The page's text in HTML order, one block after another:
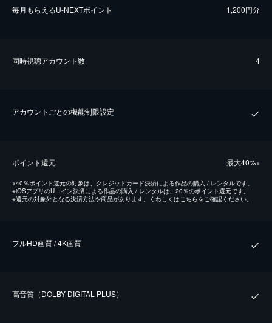
毎⽉もらえるU-NEXTポイント 1,200円分
同時視聴アカウント数 4
アカウントごとの機能制限設定
ポイント還元 最⼤40%※
※40％ポイント還元の対象は、クレジットカード決済による作品の購入 / レンタルです。
※iOSアプリのUコイン決済による作品の購入 / レンタルは、20％のポイント還元です。
※還元の対象外となる決済方法や商品があります。くわしくはこちらをご確認ください。
フルHD画質 / 4K画質
⾼⾳質（DOLBY DIGITAL PLUS）